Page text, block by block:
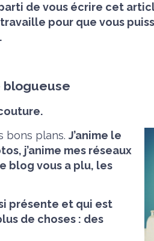
de vous écrire cet
pour que vous
blogueuse
bons plans. J’anime le
j’anime mes réseaux
blog vous a plu, les
présente et qui est
de choses : des